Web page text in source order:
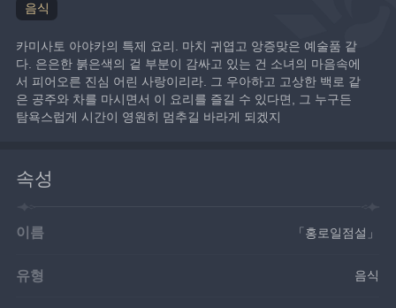
음식
카미사토 아야카의 특제 요리. 마치 귀엽고 앙증맞은 예술품 같
다. 은은한 붉은색의 겉 부분이 감싸고 있는 건 소녀의 마음속에
서 피어오른 진심 어린 사랑이리라. 그 우아하고 고상한 백로 같
은 공주와 차를 마시면서 이 요리를 즐길 수 있다면, 그 누구든
탐욕스럽게 시간이 영원히 멈추길 바라게 되겠지
속성
이름 「홍로일점설」
유형 음식